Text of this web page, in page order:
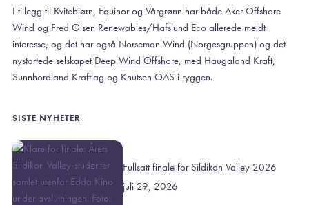
I tillegg til Kvitebjørn, Equinor og Vårgrønn har både Aker Offshore
Wind og Fred Olsen Renewables/Hafslund Eco allerede meldt
interesse, og det har også Norseman Wind (Norgesgruppen) og det
nystartede selskapet Deep Wind Offshore, med Haugaland Kraft,
Sunnhordland Kraftlag og Knutsen OAS i ryggen.
SISTE NYHETER
Fullsatt finale for Sildikon Valley 2026
juli 29, 2026